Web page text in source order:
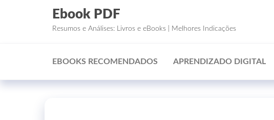
Ebook PDF
Resumos e Análises: Livros e eBooks | Melhores Indicações
EBOOKS RECOMENDADOS APRENDIZADO DIGITAL